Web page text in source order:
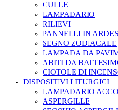
CULLE
LAMPADARIO
RILIEVI
PANNELLI IN
SEGNO ZODIACALE
LAMPADA DA
ABITI DA
CIOTOLE DI
DISPOSITIVI LITURGICI
LAMPADARIO
ASPERGILLE